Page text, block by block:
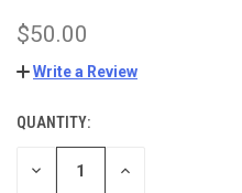
$50.00
Write a Review
CURRENT
STOCK:
QUANTITY:
DECREASE INCREASE